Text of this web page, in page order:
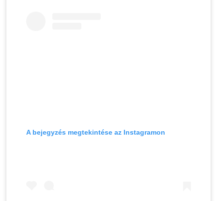
A bejegyzés megtekintése az Instagramon